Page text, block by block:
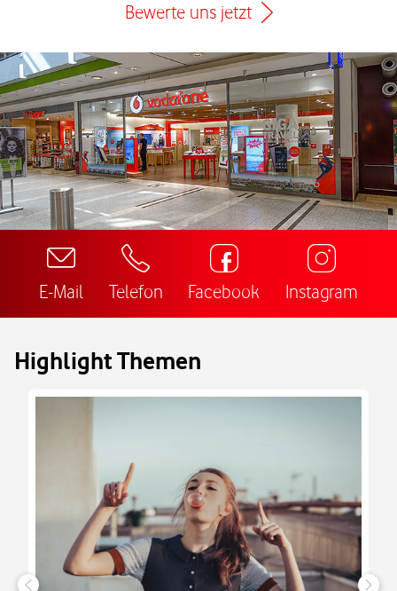
Bewerte uns jetzt
E-Mail Telefon Facebook Instagram
Highlight Themen